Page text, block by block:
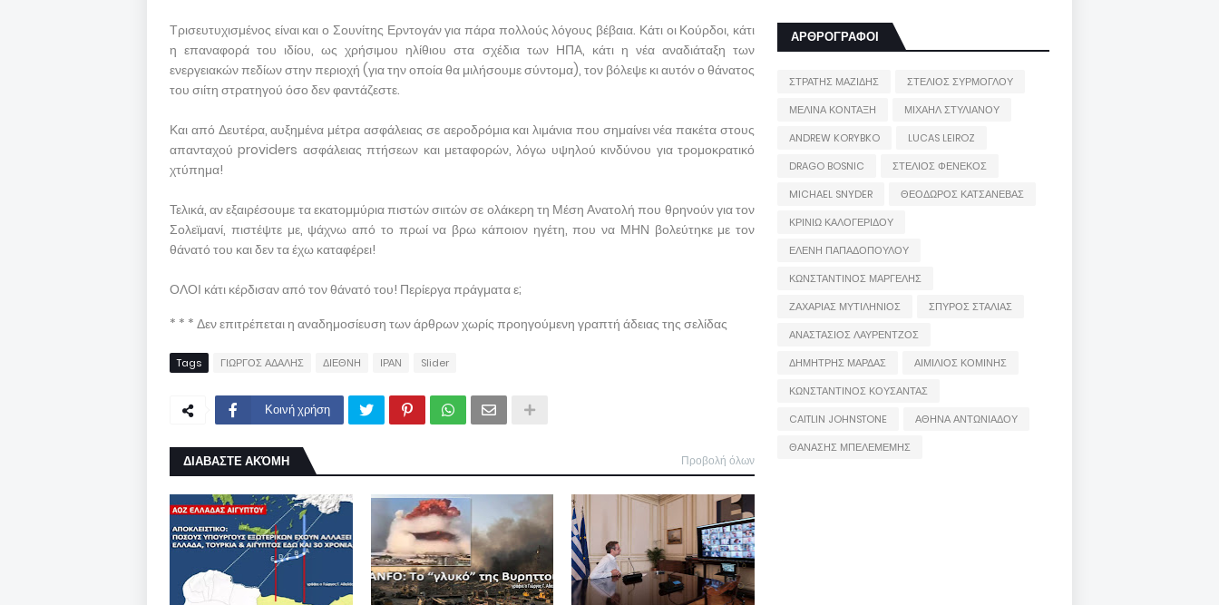
Τρισευτυχισμένος είναι και ο Σουνίτης Ερντογάν για πάρα πολλούς λόγους βέβαια. Κάτι οι Κούρδοι, κάτι
η επαναφορά του ιδίου, ως χρήσιμου ηλίθιου στα σχέδια των ΗΠΑ, κάτι η νέα αναδιάταξη των
ενεργειακών πεδίων στην περιοχή (για την οποία θα μιλήσουμε σύντομα), τον βόλεψε κι αυτόν ο θάνατος
του σιίτη στρατηγού όσο δεν φαντάζεστε.
Και από Δευτέρα, αυξημένα μέτρα ασφάλειας σε αεροδρόμια και λιμάνια που σημαίνει νέα πακέτα στους
απανταχού providers ασφάλειας πτήσεων και μεταφορών, λόγω υψηλού κινδύνου για τρομοκρατικό
χτύπημα!
Τελικά, αν εξαιρέσουμε τα εκατομμύρια πιστών σιιτών σε ολάκερη τη Μέση Ανατολή που θρηνούν για τον
Σολεϊμανί, πιστέψτε με, ψάχνω από το πρωί να βρω κάποιον ηγέτη, που να ΜΗΝ βολεύτηκε με τον
θάνατό του και δεν τα έχω καταφέρει!
ΟΛΟΙ κάτι κέρδισαν από τον θάνατό του! Περίεργα πράγματα ε;
* * * Δεν επιτρέπεται η αναδημοσίευση των άρθρων χωρίς προηγούμενη γραπτή άδειας της σελίδας
Tags ΓΙΩΡΓΟΣ ΑΔΑΛΗΣ ΔΙΕΘΝΗ ΙΡΑΝ Slider
Κοινή χρήση
ΔΙΑΒΑΣΤΕ ΑΚΌΜΗ Προβολή όλων
ΑΡΘΡΟΓΡΑΦΟΙ
ΣΤΡΑΤΗΣ ΜΑΖΙΔΗΣ
ΣΤΕΛΙΟΣ ΣΥΡΜΟΓΛΟΥ
ΜΕΛΙΝΑ ΚΟΝΤΑΞΗ
ΜΙΧΑΗΛ ΣΤΥΛΙΑΝΟΥ
ANDREW KORYBKO
LUCAS LEIROZ
DRAGO BOSNIC
ΣΤΕΛΙΟΣ ΦΕΝΕΚΟΣ
MICHAEL SNYDER
ΘΕΟΔΩΡΟΣ ΚΑΤΣΑΝΕΒΑΣ
ΚΡΙΝΙΩ ΚΑΛΟΓΕΡΙΔΟΥ
ΕΛΕΝΗ ΠΑΠΑΔΟΠΟΥΛΟΥ
ΚΩΝΣΤΑΝΤΙΝΟΣ ΜΑΡΓΕΛΗΣ
ΖΑΧΑΡΙΑΣ ΜΥΤΙΛΗΝΙΟΣ
ΣΠΥΡΟΣ ΣΤΑΛΙΑΣ
ΑΝΑΣΤΑΣΙΟΣ ΛΑΥΡΕΝΤΖΟΣ
ΔΗΜΗΤΡΗΣ ΜΑΡΔΑΣ
ΑΙΜΙΛΙΟΣ ΚΟΜΙΝΗΣ
ΚΩΝΣΤΑΝΤΙΝΟΣ ΚΟΥΣΑΝΤΑΣ
CAITLIN JOHNSTONE
ΑΘΗΝΑ ΑΝΤΩΝΙΑΔΟΥ
ΘΑΝΑΣΗΣ ΜΠΕΛΕΜΕΜΗΣ